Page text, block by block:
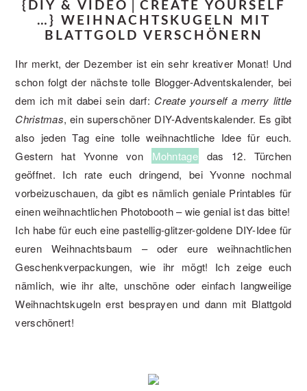
{DIY & VIDEO│CREATE YOURSELF
…} WEIHNACHTSKUGELN MIT
BLATTGOLD VERSCHÖNERN
Ihr merkt, der Dezember ist ein sehr kreativer Monat! Und
schon folgt der nächste tolle Blogger-Adventskalender, bei
dem ich mit dabei sein darf: Create yourself a merry little
Christmas, ein superschöner DIY-Adventskalender. Es gibt
also jeden Tag eine tolle weihnachtliche Idee für euch.
Gestern hat Yvonne von
Mohntage das 12. Türchen
geöffnet. Ich rate euch dringend, bei Yvonne nochmal
vorbeizuschauen, da gibt es nämlich geniale Printables für
einen weihnachtlichen Photobooth – wie genial ist das bitte!
Ich habe für euch eine pastellig-glitzer-goldene DIY-Idee für
euren Weihnachtsbaum – oder eure weihnachtlichen
Geschenkverpackungen, wie ihr mögt! Ich zeige euch
nämlich, wie ihr alte, unschöne oder einfach langweilige
Weihnachtskugeln erst besprayen und dann mit Blattgold
verschönert!